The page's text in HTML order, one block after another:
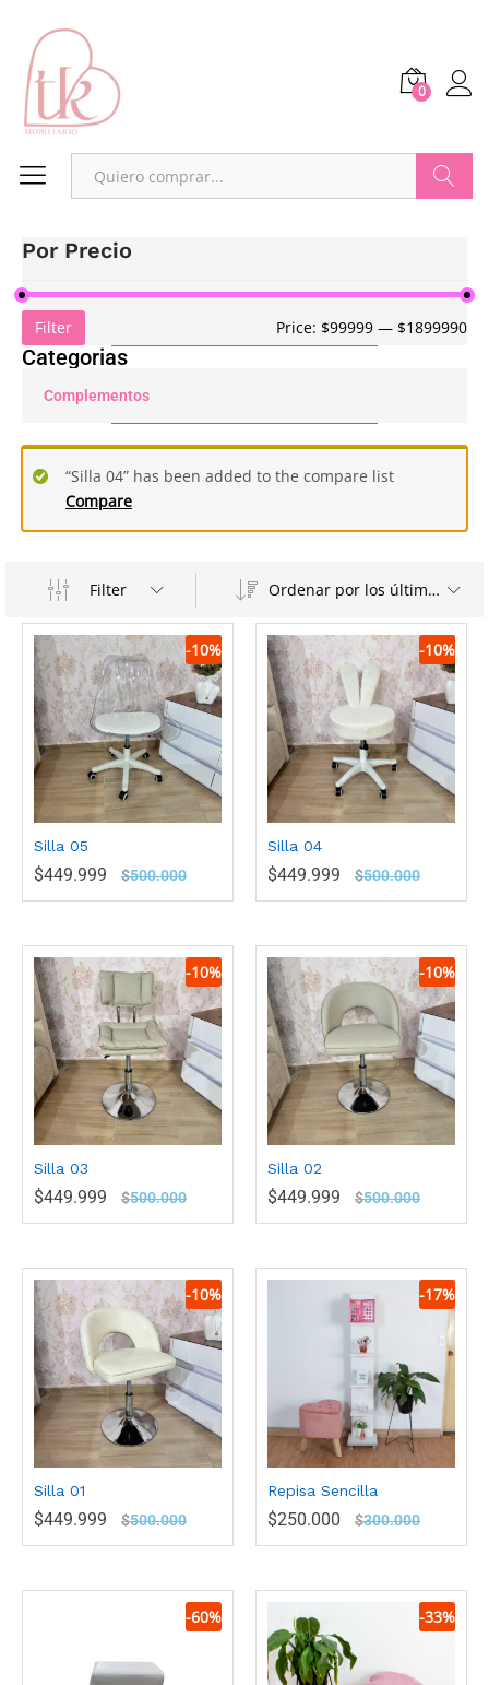
0
Por Precio
Filter Price: $99999 — $1899990
Categorias
Complementos
Compare
“Silla 04” has been added to the compare list
Filter Ordenar por los últimos
-10%
Silla 05
$449.999 $500.000
-10%
Silla 04
$449.999 $500.000
-10%
Silla 03
$449.999 $500.000
-10%
Silla 02
$449.999 $500.000
-10%
Silla 01
$449.999 $500.000
-17%
Repisa Sencilla
$250.000 $300.000
-60% -33%